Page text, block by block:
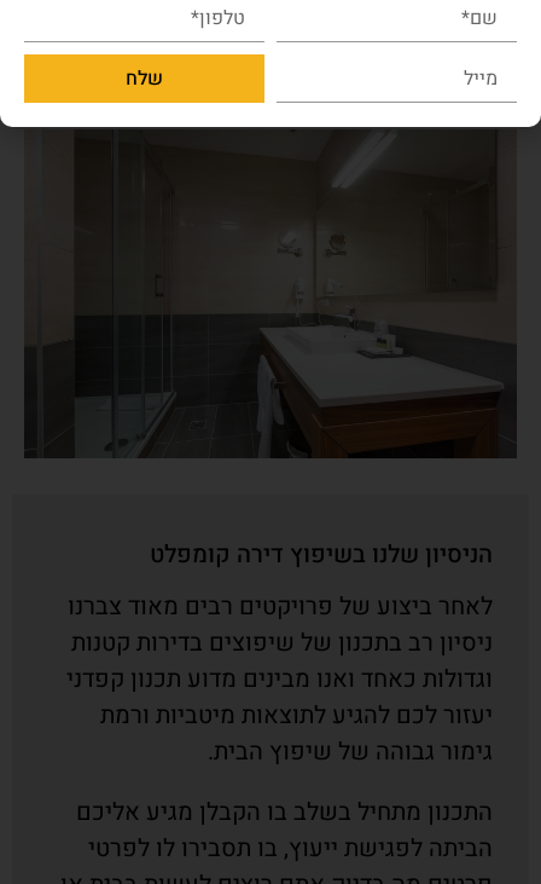
לנכס גדול ומניב.
הניסיון שלנו בשיפוץ דירה קומפלט
לאחר ביצוע של פרויקטים רבים מאוד צברנו
ניסיון רב בתכנון של שיפוצים בדירות קטנות
וגדולות כאחד ואנו מבינים מדוע תכנון קפדני
יעזור לכם להגיע לתוצאות מיטביות ורמת
גימור גבוהה של שיפוץ הבית.
התכנון מתחיל בשלב בו הקבלן מגיע אליכם
הביתה לפגישת ייעוץ, בו תסבירו לו לפרטי
שלח